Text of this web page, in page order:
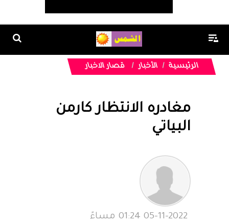
الرئيسية الأخبار قصار الاخبار
مغادره الانتظار كارمن
البياتي